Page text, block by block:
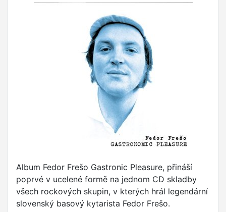
Album Fedor Frešo Gastronic Pleasure, přináší
poprvé v ucelené formě na jednom CD skladby
všech rockových skupin, v kterých hrál legendární
slovenský basový kytarista Fedor Frešo.